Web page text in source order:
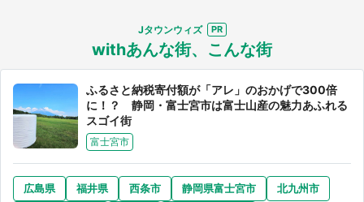
選択する
Jタウンウィズ
withあんな街、こんな街
ふるさと納税寄付額が「アレ」のおかげで300倍
に！？ 静岡・富士宮市は富士山産の魅力あふれる
スゴイ街
富士宮市
広島県 福井県 西条市 静岡県富士宮市
北九州市